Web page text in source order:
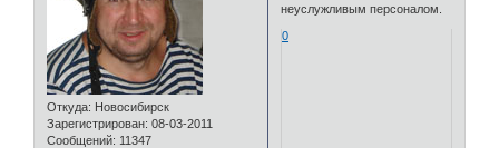
Откуда: Новосибирск
Зарегистрирован: 08-03-2011
Сообщений: 11347
неуслужливым персоналом.
0